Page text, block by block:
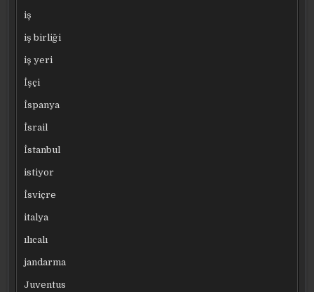
iş
iş birliği
iş yeri
İşçi
İspanya
İsrail
İstanbul
istiyor
İsviçre
italya
ılıcalı
jandarma
Juventus